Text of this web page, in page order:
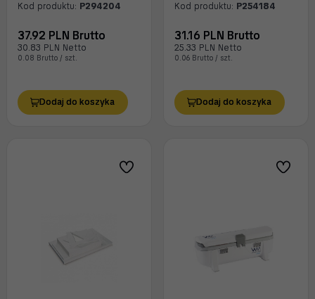
Kod produktu: P294204
37.92 PLN Brutto
30.83 PLN Netto
0.08 Brutto / szt.
Dodaj do koszyka
Kod produktu: P254184
31.16 PLN Brutto
25.33 PLN Netto
0.06 Brutto / szt.
Dodaj do koszyka